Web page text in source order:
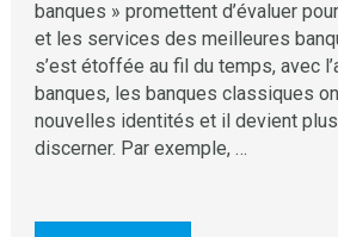
banques » promettent d’évaluer
et les services des meilleures
s’est étoffée au fil du temps, avec
banques, les banques classiques
nouvelles identités et il devient
discerner. Par exemple, …